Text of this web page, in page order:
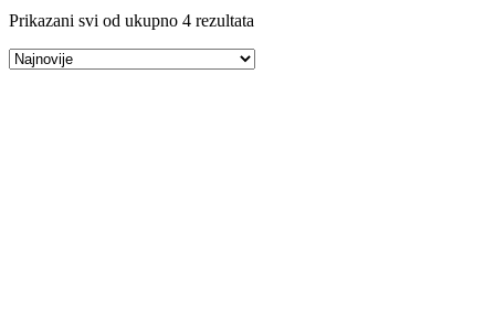
Prikazani svi od ukupno 4 rezultata